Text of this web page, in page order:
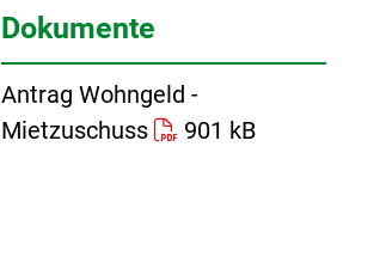
Dokumente
Antrag Wohngeld -
Mietzuschuss
901 kB